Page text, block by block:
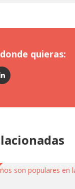
quieras: